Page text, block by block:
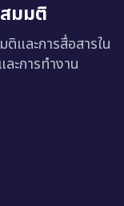
มมติ
และการสื่อสารใน
ะการทำงาน